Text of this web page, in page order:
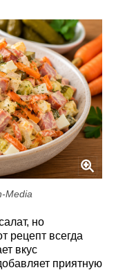
Media
но
рецепт всегда
вкус
приятную